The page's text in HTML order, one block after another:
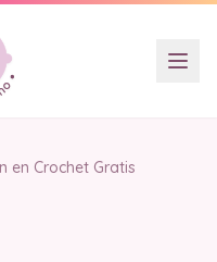
en Crochet Gratis